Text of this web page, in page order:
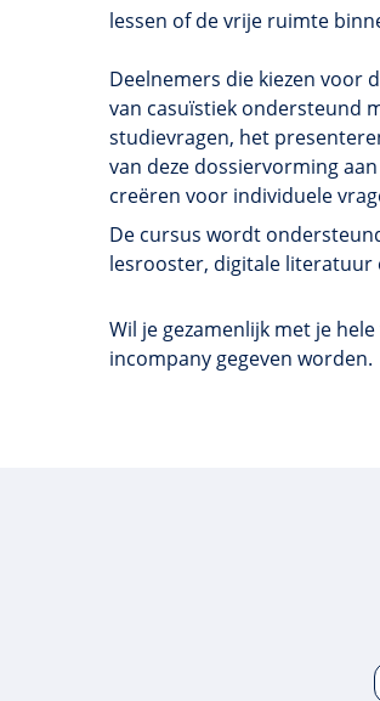
lessen of de vrije ruimte
Deelnemers die kiezen voor
van casuïstiek ondersteund
studievragen, het
van deze dossiervorming
creëren voor individuele
De cursus wordt
lesrooster, digitale literatuur
Wil je gezamenlijk met je
incompany gegeven worden.